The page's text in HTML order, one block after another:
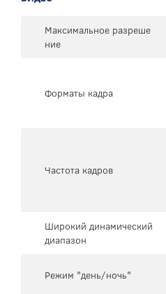
Максимальное разреше
ние
Форматы кадра
Частота кадров
Широкий динамический
диапазон
Режим "день/ночь"